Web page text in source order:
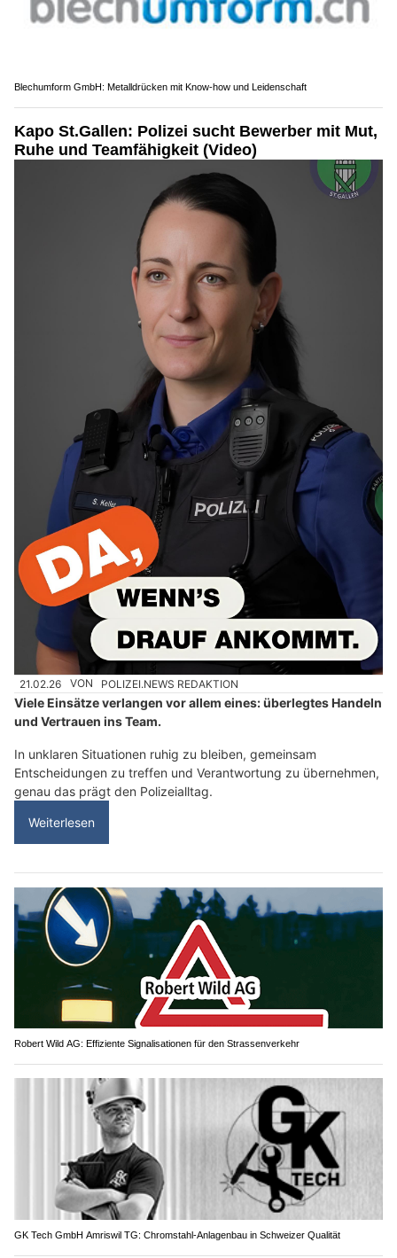
Blechumform GmbH: Metalldrücken mit Know-how und Leidenschaft
Kapo St.Gallen: Polizei sucht Bewerber mit Mut,
Ruhe und Teamfähigkeit (Video)
21.02.26 VON POLIZEI.NEWS REDAKTION
Viele Einsätze verlangen vor allem eines: überlegtes Handeln
und Vertrauen ins Team.
In unklaren Situationen ruhig zu bleiben, gemeinsam
Entscheidungen zu treffen und Verantwortung zu übernehmen,
genau das prägt den Polizeialltag.
Weiterlesen
Robert Wild AG: Effiziente Signalisationen für den Strassenverkehr
GK Tech GmbH Amriswil TG: Chromstahl-Anlagenbau in Schweizer Qualität